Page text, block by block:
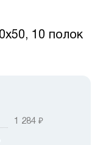
10 полок
1 284 ₽